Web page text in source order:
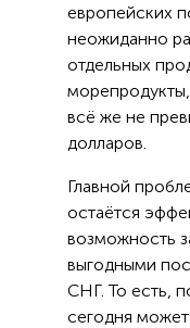
европейских
неожиданно
отдельных
всё же не
долларов.
Главной
остаётся
возможность
выгодными
СНГ. То есть,
сегодня